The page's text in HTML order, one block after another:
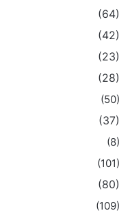
(64)
(42)
(23)
(28)
(50)
(37)
(8)
(101)
(80)
(109)